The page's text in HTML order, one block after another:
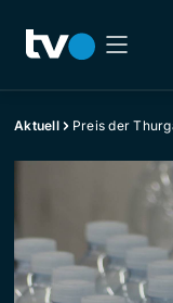
Aktuell Preis der